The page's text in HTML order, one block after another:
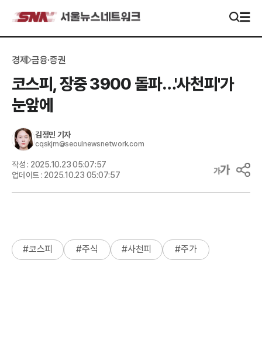
경제 금융·증권
코스피, 장중 3900 돌파…'사천피'가
눈앞에
김정민 기자
cqskjm@seoulnewsnetwork.com
작성 : 2025.10.23 05:07:57
업데이트 : 2025.10.23 05:07:57
#코스피 #주식 #사천피 #주가